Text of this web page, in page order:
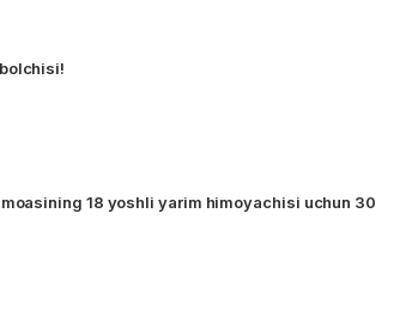
18 yoshli yarim himoyachisi uchun 30